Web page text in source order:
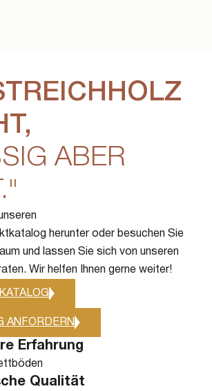
ABER N
herunter oder besuchen Sie
und lassen Sie sich von unseren
Wir helfen Ihnen gerne weiter!
ANFORDERN
Erfahrung
Qualität